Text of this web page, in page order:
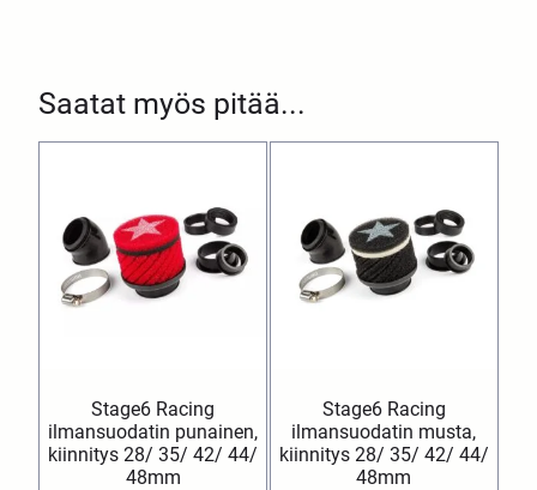
Saatat myös pitää...
Stage6 Racing
ilmansuodatin punainen,
kiinnitys 28/ 35/ 42/ 44/
48mm
Stage6 Racing
ilmansuodatin musta,
kiinnitys 28/ 35/ 42/ 44/
48mm